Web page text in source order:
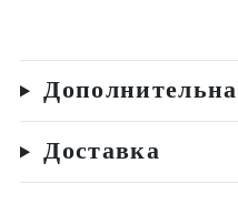
Доставка